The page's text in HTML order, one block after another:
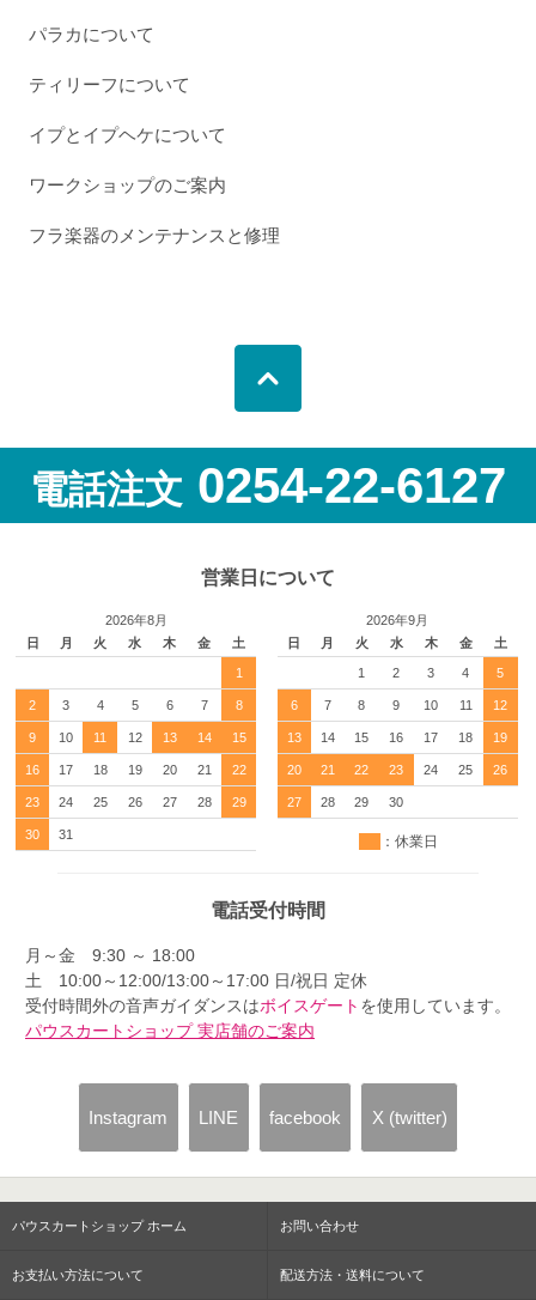
パラカについて
ティリーフについて
イプとイプヘケについて
ワークショップのご案内
フラ楽器のメンテナンスと修理
電話注文 0254-22-6127
営業日について
2026年8月
日
月 火 水 木 金 土
1
2 3 4 5 6 7 8
9 10 11 12 13 14 15
16 17 18 19 20 21 22
23 24 25 26 27 28 29
30 31
2026年9月
日
月 火 水 木 金 土
1 2 3 4 5
6 7 8 9 10 11 12
13 14 15 16 17 18 19
20 21 22 23 24 25 26
27 28 29 30
：休業日
電話受付時間
月～金 9:30 ～ 18:00
土 10:00～12:00/13:00～17:00 日/祝日 定休
受付時間外の音声ガイダンスはボイスゲート を使用しています。
パウスカートショップ 実店舗のご案内
Instagram LINE facebook X (twitter)
パウスカートショップ ホーム お問い合わせ
お支払い方法について 配送方法・送料について